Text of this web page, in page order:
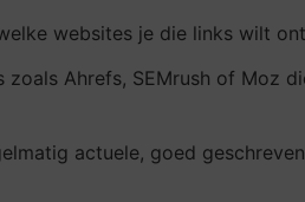
websites je die links wilt
zoals Ahrefs, SEMrush of Moz
actuele, goed